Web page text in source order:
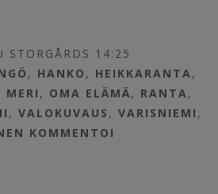
STORGÅRDS 14:25
, HANKO , HEIKKARANTA,
MERI , OMA ELÄMÄ, RANTA,
,VALOKUVAUS ,VARISNIEMI ,
KOMMENTOI